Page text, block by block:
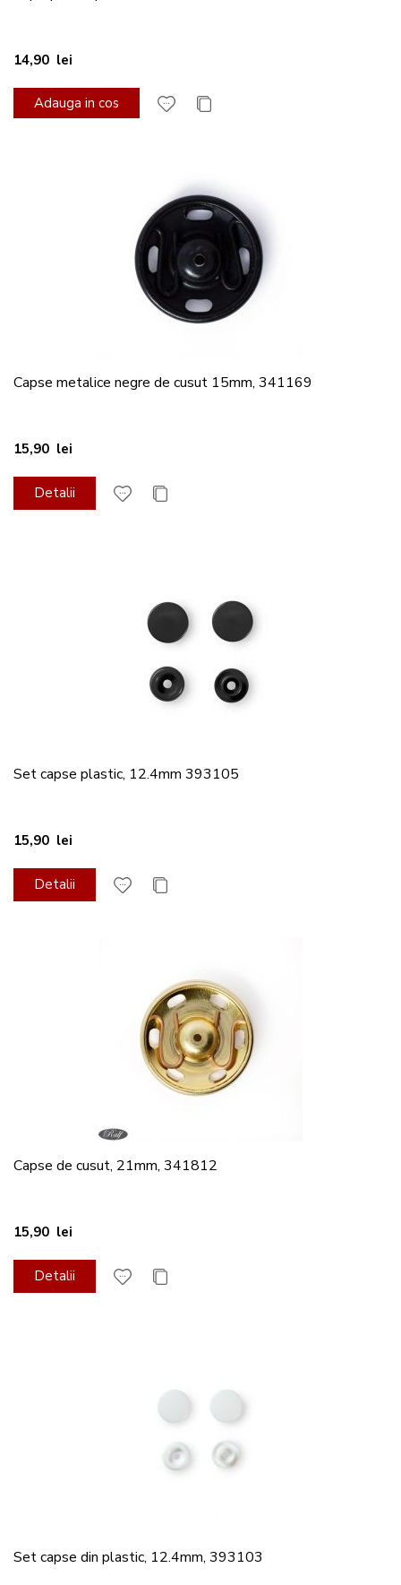
14,90 lei
Adauga in cos
Capse metalice negre de cusut 15mm, 341169
15,90 lei
Detalii
Set capse plastic, 12.4mm 393105
15,90 lei
Detalii
Capse de cusut, 21mm, 341812
15,90 lei
Detalii
Set capse din plastic, 12.4mm, 393103